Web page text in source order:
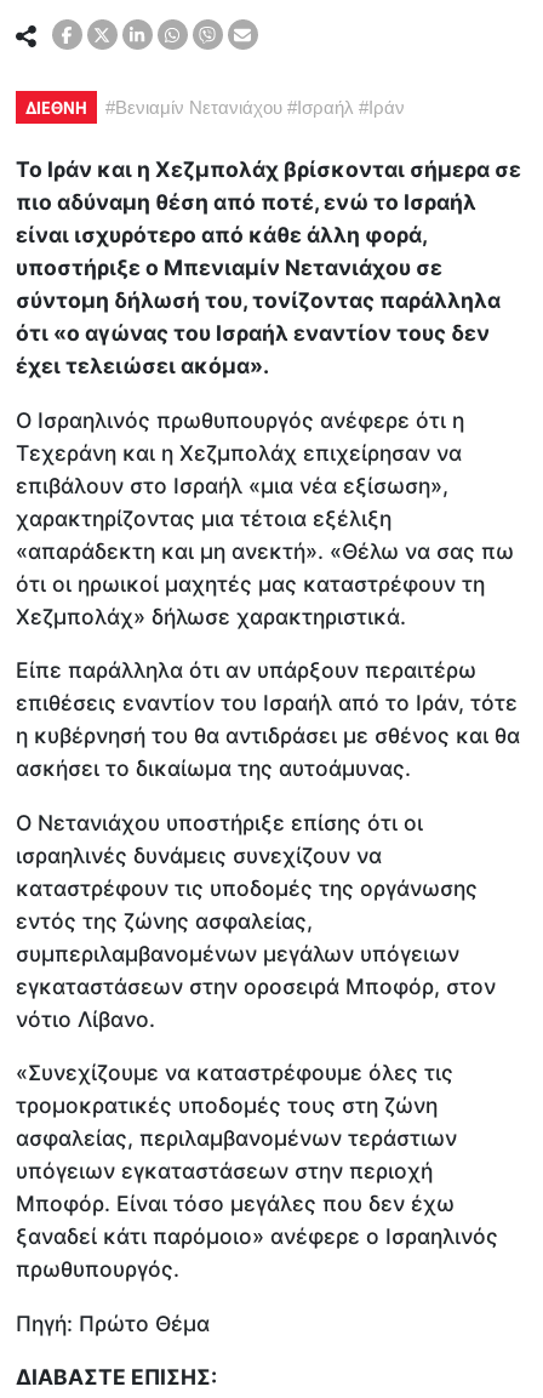
ΔΙΕΘΝΗ #Βενιαμίν Νετανιάχου #Ισραήλ #Ιράν
Το Ιράν και η Χεζμπολάχ βρίσκονται σήμερα σε
πιο αδύναμη θέση από ποτέ, ενώ το Ισραήλ
είναι ισχυρότερο από κάθε άλλη φορά,
υποστήριξε ο Μπενιαμίν Νετανιάχου σε
σύντομη δήλωσή του, τονίζοντας παράλληλα
ότι «ο αγώνας του Ισραήλ εναντίον τους δεν
έχει τελειώσει ακόμα».
Ο Ισραηλινός πρωθυπουργός ανέφερε ότι η
Τεχεράνη και η Χεζμπολάχ επιχείρησαν να
επιβάλουν στο Ισραήλ «μια νέα εξίσωση»,
χαρακτηρίζοντας μια τέτοια εξέλιξη
«απαράδεκτη και μη ανεκτή». «Θέλω να σας πω
ότι οι ηρωικοί μαχητές μας καταστρέφουν τη
Χεζμπολάχ» δήλωσε χαρακτηριστικά.
Είπε παράλληλα ότι αν υπάρξουν περαιτέρω
επιθέσεις εναντίον του Ισραήλ από το Ιράν, τότε
η κυβέρνησή του θα αντιδράσει με σθένος και θα
ασκήσει το δικαίωμα της αυτοάμυνας.
Ο Νετανιάχου υποστήριξε επίσης ότι οι
ισραηλινές δυνάμεις συνεχίζουν να
καταστρέφουν τις υποδομές της οργάνωσης
εντός της ζώνης ασφαλείας,
συμπεριλαμβανομένων μεγάλων υπόγειων
εγκαταστάσεων στην οροσειρά Μποφόρ, στον
νότιο Λίβανο.
«Συνεχίζουμε να καταστρέφουμε όλες τις
τρομοκρατικές υποδομές τους στη ζώνη
ασφαλείας, περιλαμβανομένων τεράστιων
υπόγειων εγκαταστάσεων στην περιοχή
Μποφόρ. Είναι τόσο μεγάλες που δεν έχω
ξαναδεί κάτι παρόμοιο» ανέφερε ο Ισραηλινός
πρωθυπουργός.
Πηγή: Πρώτο Θέμα
ΔΙΑΒΑΣΤΕ ΕΠΙΣΗΣ: